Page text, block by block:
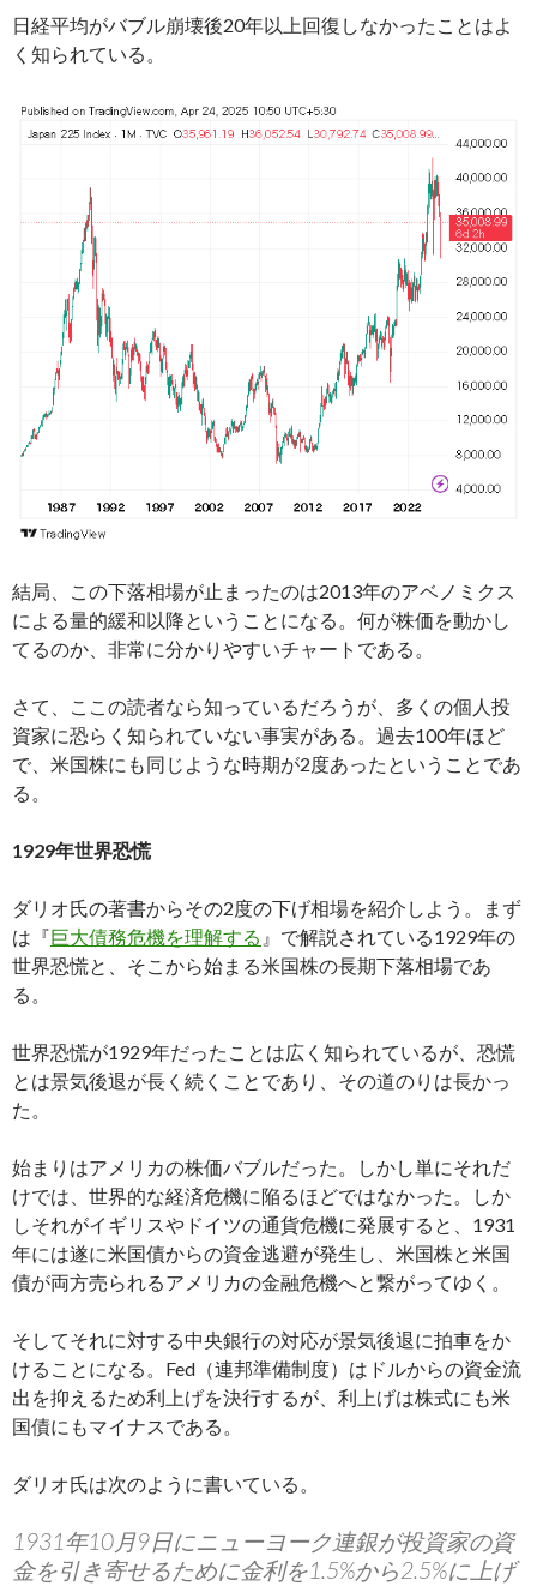
日経平均がバブル崩壊後20年以上回復しなかったことはよ
く知られている。
結局、この下落相場が止まったのは2013年のアベノミクス
による量的緩和以降ということになる。何が株価を動かし
てるのか、非常に分かりやすいチャートである。
さて、ここの読者なら知っているだろうが、多くの個人投
資家に恐らく知られていない事実がある。過去100年ほど
で、米国株にも同じような時期が2度あったということであ
る。
1929年世界恐慌
ダリオ氏の著書からその2度の下げ相場を紹介しよう。まず
は『巨大債務危機を理解する 』で解説されている1929年の
世界恐慌と、そこから始まる米国株の長期下落相場であ
る。
世界恐慌が1929年だったことは広く知られているが、恐慌
とは景気後退が長く続くことであり、その道のりは長かっ
た。
始まりはアメリカの株価バブルだった。しかし単にそれだ
けでは、世界的な経済危機に陥るほどではなかった。しか
しそれがイギリスやドイツの通貨危機に発展すると、1931
年には遂に米国債からの資金逃避が発生し、米国株と米国
債が両方売られるアメリカの金融危機へと繋がってゆく。
そしてそれに対する中央銀行の対応が景気後退に拍車をか
けることになる。Fed（連邦準備制度）はドルからの資金流
出を抑えるため利上げを決行するが、利上げは株式にも米
国債にもマイナスである。
ダリオ氏は次のように書いている。
1931年10月9日にニューヨーク連銀が投資家の資
金を引き寄せるために金利を1.5%から2.5%に上げ